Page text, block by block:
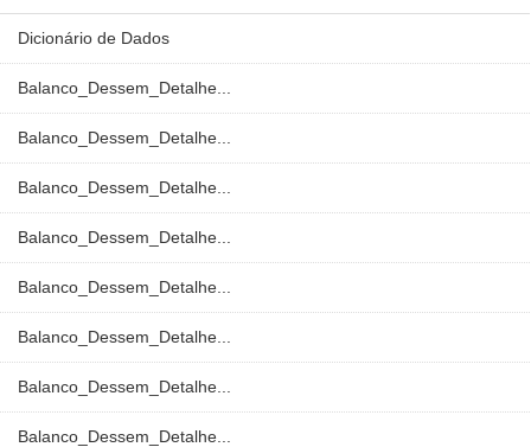
Dicionário de Dados
Balanco_Dessem_Detalhe...
Balanco_Dessem_Detalhe...
Balanco_Dessem_Detalhe...
Balanco_Dessem_Detalhe...
Balanco_Dessem_Detalhe...
Balanco_Dessem_Detalhe...
Balanco_Dessem_Detalhe...
Balanco_Dessem_Detalhe...